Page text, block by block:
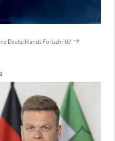
Warum kann Deutschland
Deutschlands Fortschritt?